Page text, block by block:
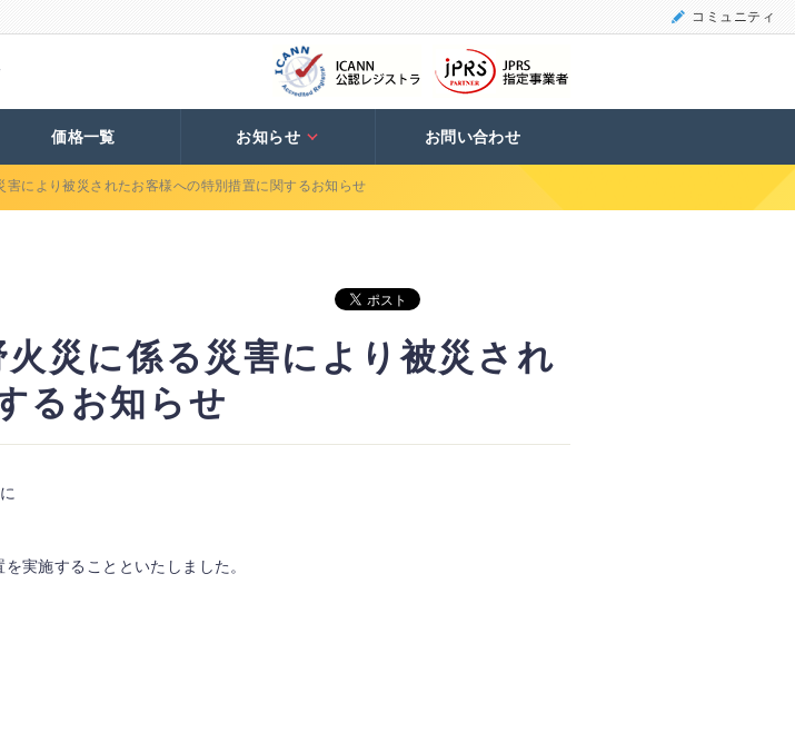
コミュニティ
価格一覧 お知らせ お問い合わせ
により被災されたお客様への特別措置に関するお知らせ
災に係る災害により被災され
るお知らせ
実施することといたしました。